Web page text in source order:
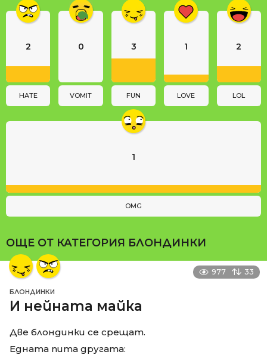
n
i
o
2
HATE
0
VOMIT
3
FUN
1
LOVE
2
LOL
1
OMG
ОЩЕ ОТ КАТЕГОРИЯ БЛОНДИНКИ
977 33
БЛОНДИНКИ
И нейната майка
Две блондинки се срещат.
Едната пита другата: